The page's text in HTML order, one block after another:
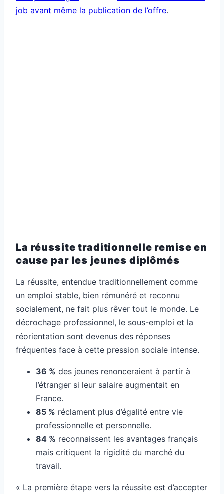
job avant même la publication de l’offre.
La réussite traditionnelle remise en
cause par les jeunes diplômés
La réussite, entendue traditionnellement comme
un emploi stable, bien rémunéré et reconnu
socialement, ne fait plus rêver tout le monde. Le
décrochage professionnel, le sous-emploi et la
réorientation sont devenus des réponses
fréquentes face à cette pression sociale intense.
36 % des jeunes renonceraient à partir à
l’étranger si leur salaire augmentait en
France.
85 % réclament plus d’égalité entre vie
professionnelle et personnelle.
84 % reconnaissent les avantages français
mais critiquent la rigidité du marché du
travail.
« La première étape vers la réussite est d’accepter